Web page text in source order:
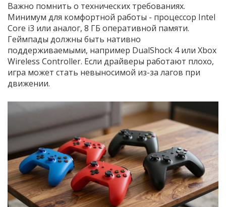
Важно помнить о технических требованиях.
Минимум для комфортной работы - процессор Intel
Core i3 или аналог, 8 ГБ оперативной памяти.
Геймпады должны быть нативно
поддерживаемыми, например DualShock 4 или Xbox
Wireless Controller. Если драйверы работают плохо,
игра может стать невыносимой из-за лагов при
движении.